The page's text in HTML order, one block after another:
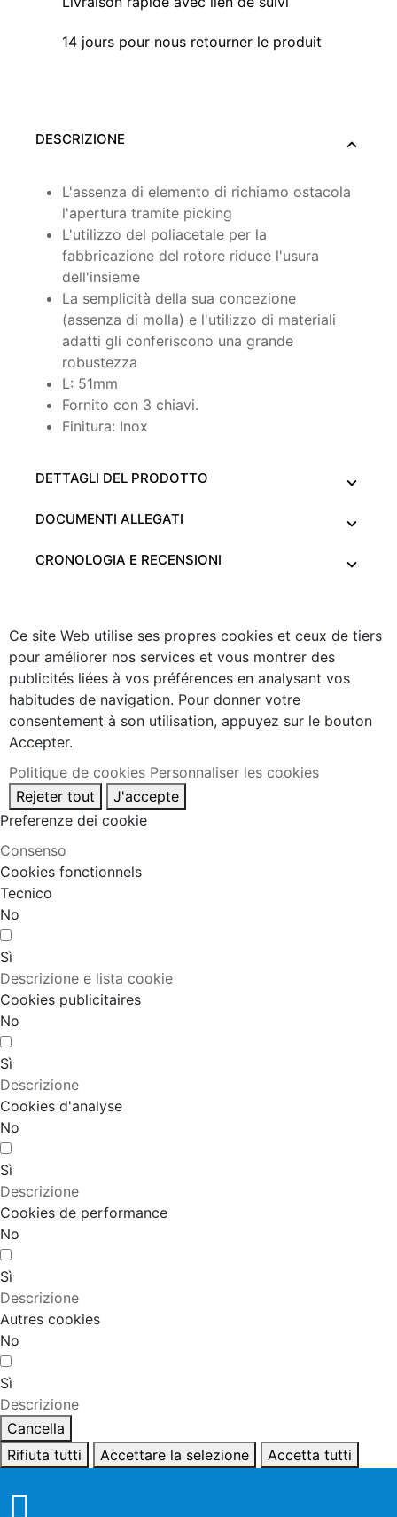
14 jours pour nous retourner le produit
DESCRIZIONE
L'assenza di elemento di richiamo ostacola
l'apertura tramite picking
L'utilizzo del poliacetale per la
fabbricazione del rotore riduce l'usura
dell'insieme
La semplicità della sua concezione
(assenza di molla) e l'utilizzo di materiali
adatti gli conferiscono una grande
robustezza
L: 51mm
Fornito con 3 chiavi.
Finitura: Inox
DETTAGLI DEL PRODOTTO
DOCUMENTI ALLEGATI
CRONOLOGIA E RECENSIONI
Ce site Web utilise ses propres cookies et ceux de tiers
pour améliorer nos services et vous montrer des
publicités liées à vos préférences en analysant vos
habitudes de navigation. Pour donner votre
consentement à son utilisation, appuyez sur le bouton
Accepter.
Politique de cookies Personnaliser les cookies
Rejeter tout
J'accepte
Preferenze dei cookie
Consenso
Cookies fonctionnels
Tecnico
No
Sì
Descrizione e lista cookie
Cookies publicitaires
No
Sì
Descrizione
Cookies d'analyse
No
Sì
Descrizione
Cookies de performance
No
Sì
Descrizione
Autres cookies
No
Sì
Descrizione
Cancella
Rifiuta tutti
Accettare la selezione Accetta tutti